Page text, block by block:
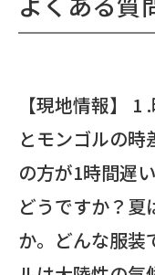
【現地情報】
とモンゴルの
の方が1時間遅
どうですか？夏
か。どんな服装